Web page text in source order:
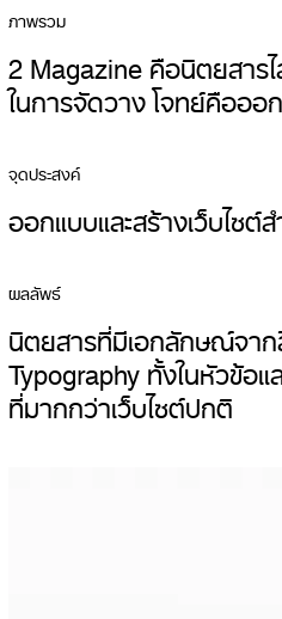
ภาพรวม
2 Magazine คือนิตยสาร
ในการจัดวาง โจทย์คือออ
จุดประสงค์
ออกแบบและสร้างเว็บไซ
ผลลัพธ์
นิตยสารที่มีเอกลักษณ์จา
Typography ทั้งในหัวข้อ
ที่มากกว่าเว็บไซต์ปกติ